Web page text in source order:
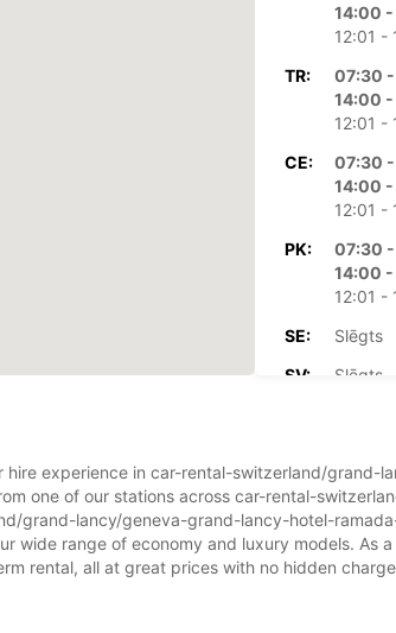
14:00 -
12:01 -
TR:
07:30
14:00 -
12:01 -
CE:
07:30
14:00 -
12:01 -
PK:
07:30
14:00 -
12:01 -
SE:
Slēgts
SV:
Slēgts
+41
hire experience in car-rental-switzerland/
one of our stations across car-rental-
grand-lancy/geneva-grand-lancy-hotel-
wide range of economy and luxury models. As
rental, all at great prices with no hidden